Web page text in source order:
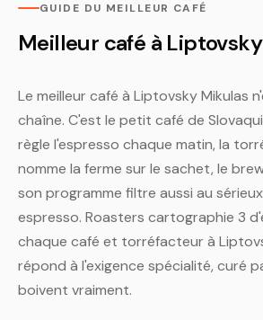
GUIDE DU MEILLEUR CAFÉ
Meilleur café à
Le meilleur café à Liptovsky Mikulas
chaîne. C'est le petit café de
règle l'espresso chaque matin, la
nomme la ferme sur le sachet, le
son programme filtre aussi au
espresso. Roasters cartographie 3
chaque café et torréfacteur à
répond à l'exigence spécialité, curé
boivent vraiment.